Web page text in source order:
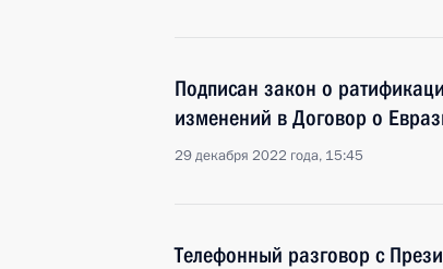
Подписан закон о
изменений в Договор о
29 декабря 2022 года, 15:45
Телефонный разговор с